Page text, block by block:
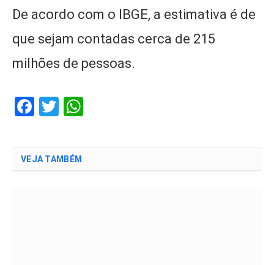
De acordo com o IBGE, a estimativa é de
que sejam contadas cerca de 215
milhões de pessoas.
Facebook
Twitter
VEJA TAMBÉM